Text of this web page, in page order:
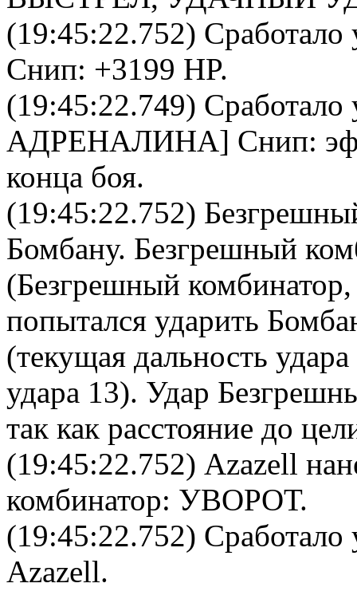
(19:45:22.752) Сработало
Снип: +3199 HP.
(19:45:22.749) Сработало
АДРЕНАЛИНА] Снип:
конца боя.
(19:45:22.752)
Бомбану. Безгрешный
(Безгрешный
попытался ударить
(текущая дальность
удара 13). Удар
так как расстояние до
(19:45:22.752) Azazell
комбинатор: УВОРОТ.
(19:45:22.752) Сработало
Azazell.